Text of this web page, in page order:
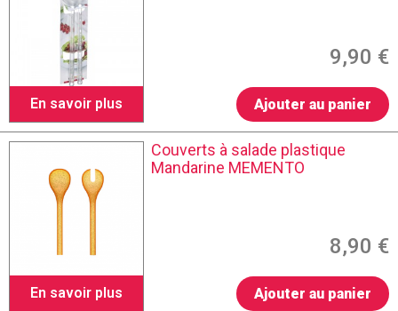
En savoir plus
9,90 €
Ajouter au panier
En savoir plus
Couverts à salade plastique
Mandarine MEMENTO
8,90 €
Ajouter au panier